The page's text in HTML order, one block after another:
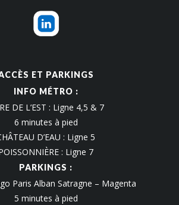
ET PARKINGS
INFO MÉTRO :
DE L’EST : Ligne 4,5 & 7
6 minutes à pied
D’EAU : Ligne 5
: Ligne 7
PARKINGS :
Paris Alban Satragne – Magenta
5 minutes à pied